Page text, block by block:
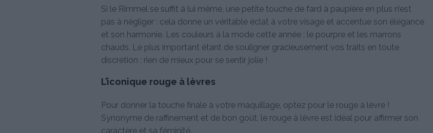
Si le Rimmel se suffit à lui même, une petite touche de fard à paupière en plus n’est
pas à négliger : cela donne un véritable éclat à votre visage et accentue son élégance
et son harmonie. Les couleurs à la mode cette année : le pourpre et les marrons
chauds. Le plus important étant de souligner gracieusement vos traits en toute
discrétion : rien de mieux pour se sentir jolie !
L’iconique rouge à lèvres
Pour donner la touche finale à votre maquillage, optez pour le rouge à lèvre !
Synonyme de raffinement et de bon goût, le rouge à lèvre est idéal pour affirmer son
caractère et sa féminité.